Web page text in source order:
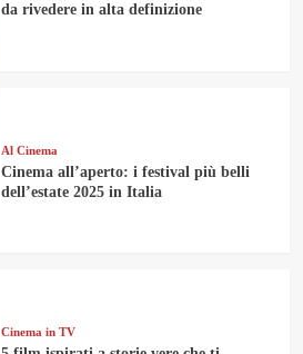
da rivedere in alta definizione
Al Cinema
Cinema all’aperto: i festival più belli
dell’estate 2025 in Italia
Cinema in TV